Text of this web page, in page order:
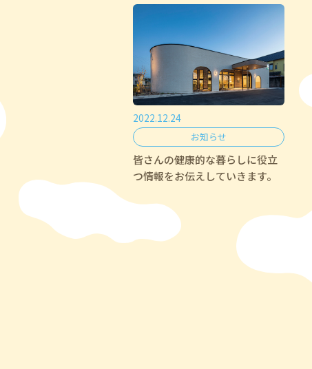
2022.12.24
お知らせ
皆さんの健康的な暮らしに役立
つ情報をお伝えしていきます。